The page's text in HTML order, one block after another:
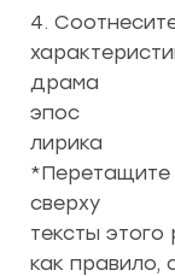
4.
драма
эпос
лирика
*Перетащите
сверху
тексты
как правило,